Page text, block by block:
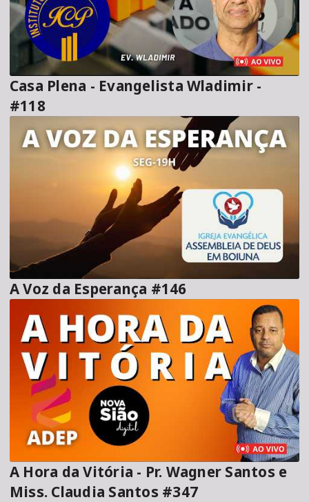
Casa Plena - Evangelista Wladimir -
#118
A Voz da Esperança #146
A Hora da Vitória - Pr. Wagner Santos e
Miss. Claudia Santos #347